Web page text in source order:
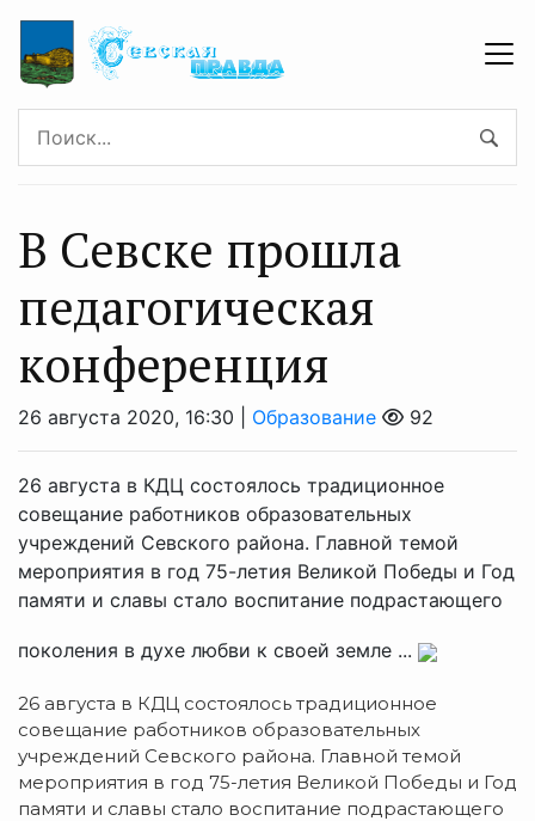
В Севске прошла
педагогическая
конференция
26 августа 2020, 16:30 | Образование 92
26 августа в КДЦ состоялось традиционное
совещание работников образовательных
учреждений Севского района. Главной темой
мероприятия в год 75-летия Великой Победы и Год
памяти и славы стало воспитание подрастающего
поколения в духе любви к своей земле ...
26 августа в КДЦ состоялось традиционное
совещание работников образовательных
учреждений Севского района. Главной темой
мероприятия в год 75-летия Великой Победы и Год
памяти и славы стало воспитание подрастающего